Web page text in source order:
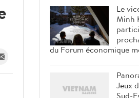
Le
Minh
du Forum économique
Jeux
Sud-